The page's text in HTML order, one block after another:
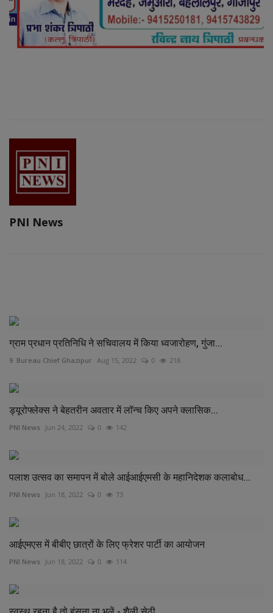
PNI News
ग्राम प्रधान प्रतिनिधि ने सचिवालय में किया ध्वजारोहण, गुंजा...
9. Bureau Chief Ghazipur Aug 15, 2022 0 218
ड्यूरोफ्लेक्स ने बेहतरीन अवतार में लॉन्च किए अपने क्लासिक...
PNI News Jun 24, 2022 0 142
पलाश उत्सव का समापन में बोले आईआईएमसी के महानिदेशक कलाबोध...
PNI News Jun 18, 2022 0 73
आईएमएस में बीबीए छात्रों के लिए फ्रेशर पार्टी का आयोजन
PNI News Jun 18, 2022 0 114